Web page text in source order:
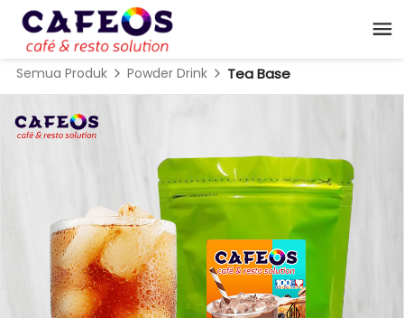
Semua Produk Powder Drink Tea Base